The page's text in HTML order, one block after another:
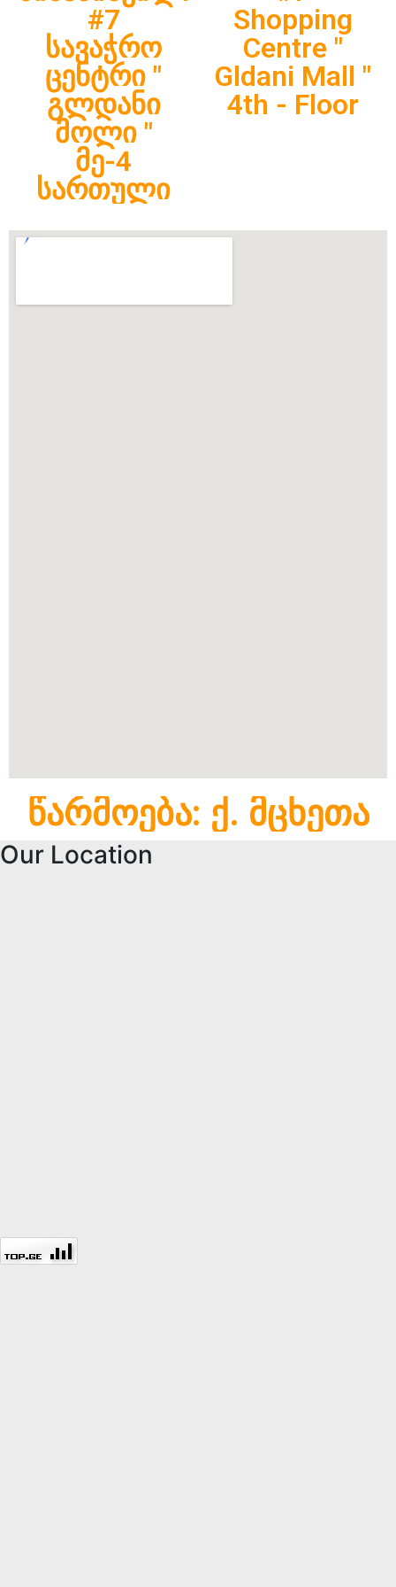
#7
სავაჭრო
ცენტრი "
გლდანი
მოლი "
მე-4
სართული
Shopping
Centre "
Gldani Mall "
4th - Floor
წარმოება: ქ. მცხეთა
Our Location